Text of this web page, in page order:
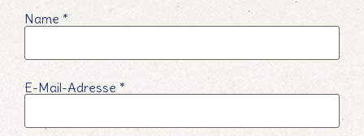
Name *
E-Mail-Adresse *